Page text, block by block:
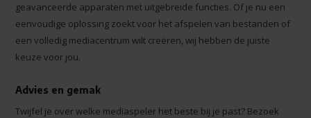
geavanceerde apparaten met uitgebreide functies. Of je nu een
eenvoudige oplossing zoekt voor het afspelen van bestanden of
een volledig mediacentrum wilt creëren, wij hebben de juiste
keuze voor jou.
Advies en gemak
Twijfel je over welke mediaspeler het beste bij je past? Bezoek